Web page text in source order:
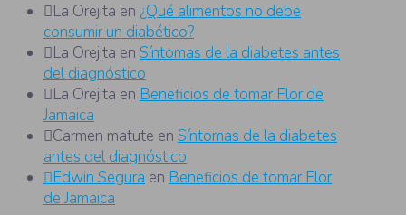
La Orejita en ¿Qué alimentos no debe
consumir un diabético?
La Orejita en Síntomas de la diabetes antes
del diagnóstico
La Orejita en Beneficios de tomar Flor de
Jamaica
Carmen matute en Síntomas de la diabetes
antes del diagnóstico
Edwin Segura en Beneficios de tomar Flor
de Jamaica